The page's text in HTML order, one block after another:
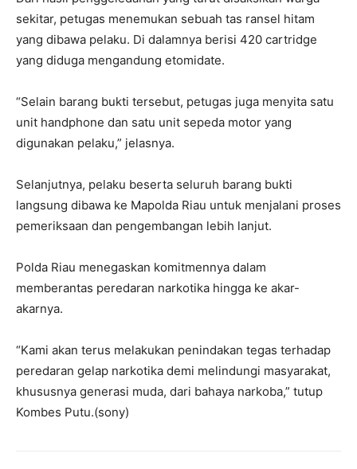
sekitar, petugas menemukan sebuah tas ransel hitam
yang dibawa pelaku. Di dalamnya berisi 420 cartridge
yang diduga mengandung etomidate.
“Selain barang bukti tersebut, petugas juga menyita satu
unit handphone dan satu unit sepeda motor yang
digunakan pelaku,” jelasnya.
Selanjutnya, pelaku beserta seluruh barang bukti
langsung dibawa ke Mapolda Riau untuk menjalani proses
pemeriksaan dan pengembangan lebih lanjut.
Polda Riau menegaskan komitmennya dalam
memberantas peredaran narkotika hingga ke akar-
akarnya.
“Kami akan terus melakukan penindakan tegas terhadap
peredaran gelap narkotika demi melindungi masyarakat,
khususnya generasi muda, dari bahaya narkoba,” tutup
Kombes Putu.(sony)